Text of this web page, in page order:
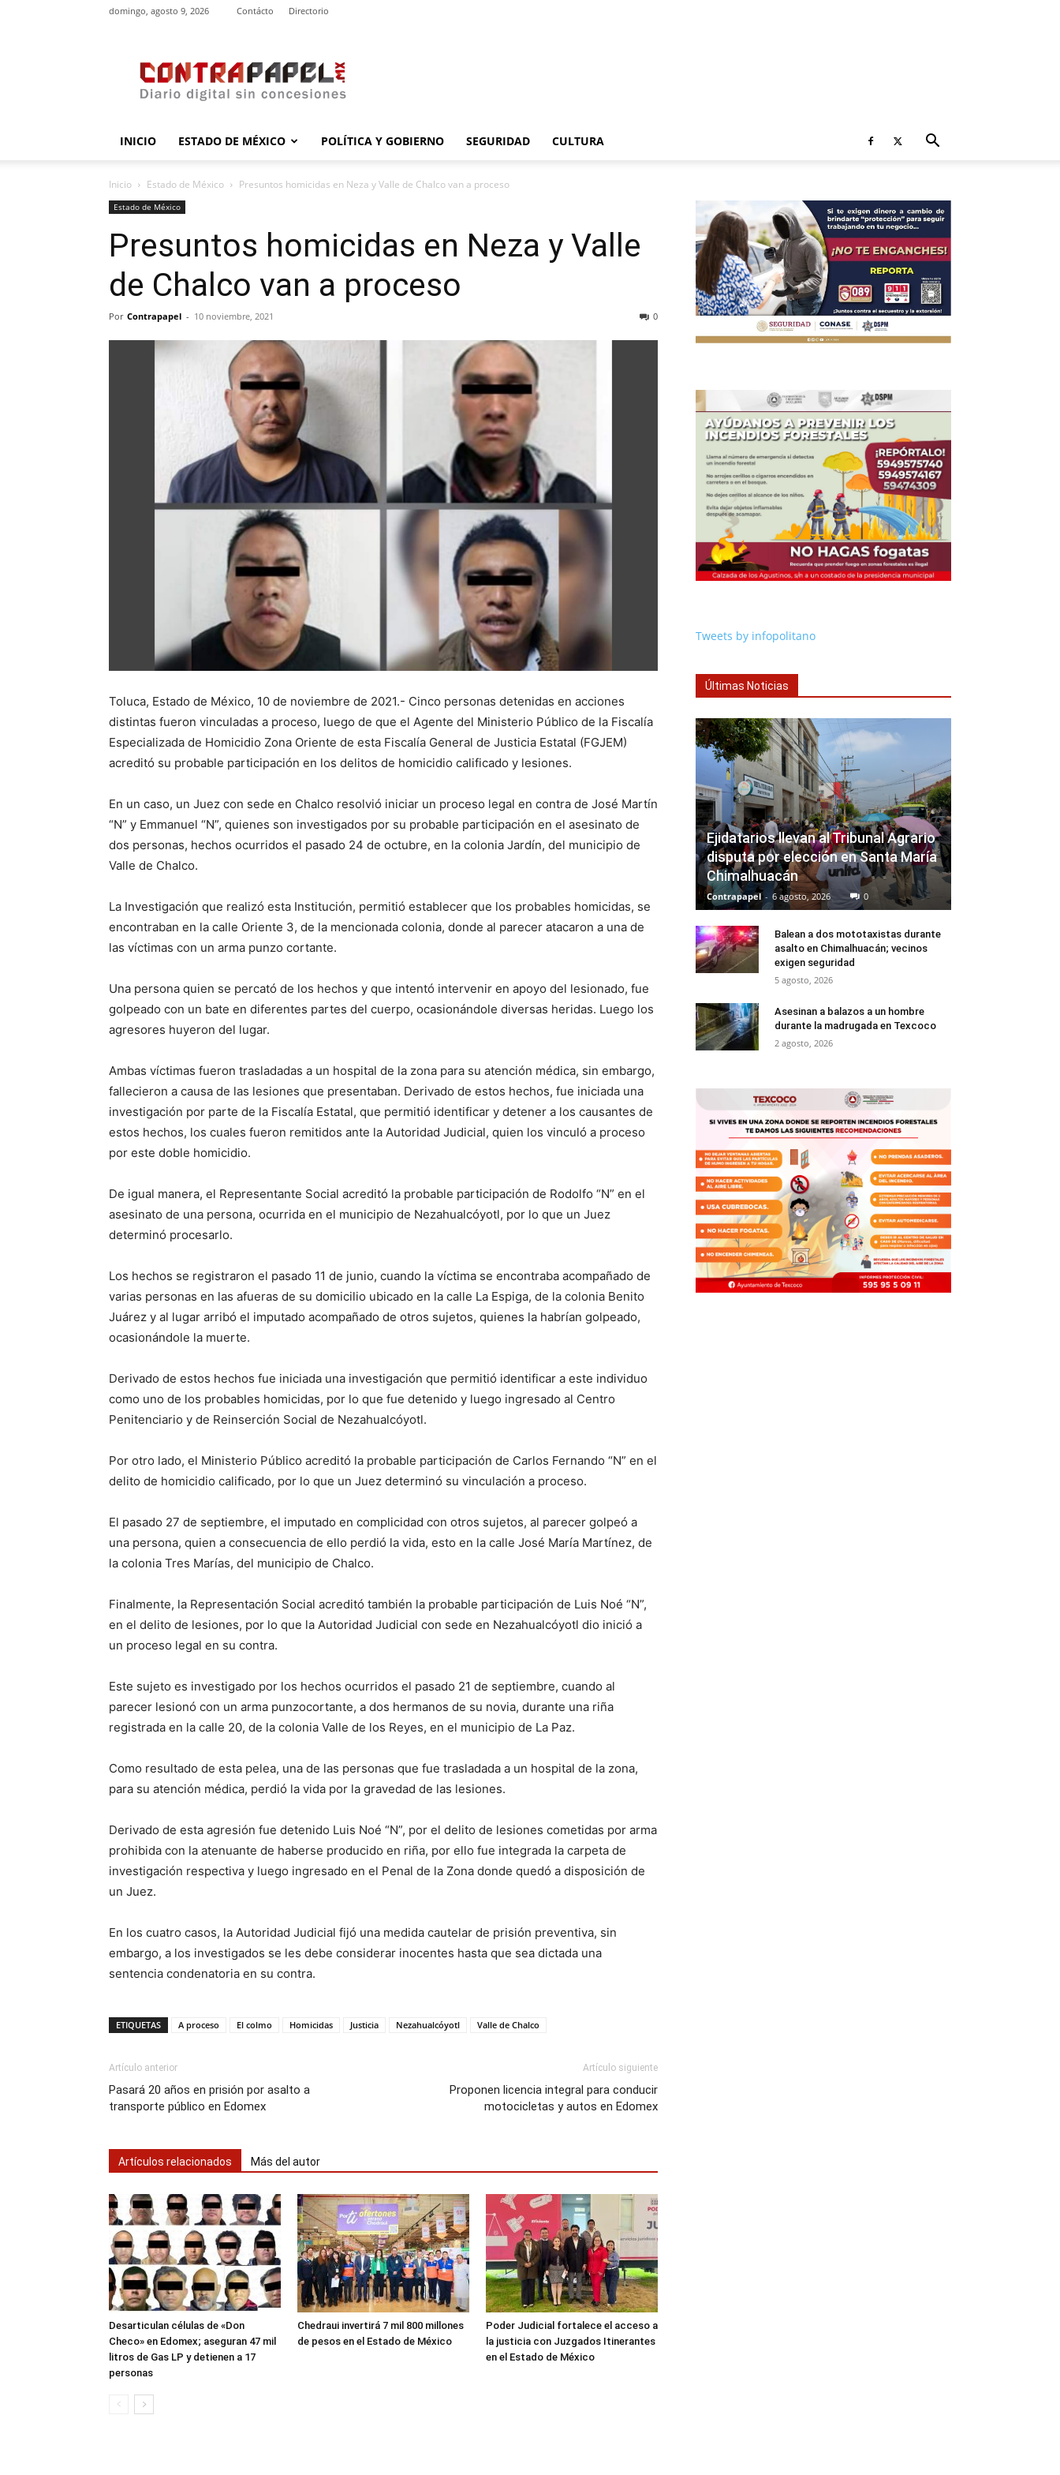
domingo, agosto 9, 2026 Contácto Directorio
INICIO ESTADO DE MÉXICO POLÍTICA Y GOBIERNO SEGURIDAD CULTURA
Inicio Estado de México Presuntos homicidas en Neza y Valle de Chalco van a proceso
Estado de México
Presuntos homicidas en Neza y Valle
de Chalco van a proceso
Por Contrapapel - 10 noviembre, 2021 0
Toluca, Estado de México, 10 de noviembre de 2021.- Cinco personas detenidas en acciones
distintas fueron vinculadas a proceso, luego de que el Agente del Ministerio Público de la Fiscalía
Especializada de Homicidio Zona Oriente de esta Fiscalía General de Justicia Estatal (FGJEM)
acreditó su probable participación en los delitos de homicidio calificado y lesiones.
En un caso, un Juez con sede en Chalco resolvió iniciar un proceso legal en contra de José Martín
“N” y Emmanuel “N”, quienes son investigados por su probable participación en el asesinato de
dos personas, hechos ocurridos el pasado 24 de octubre, en la colonia Jardín, del municipio de
Valle de Chalco.
La Investigación que realizó esta Institución, permitió establecer que los probables homicidas, se
encontraban en la calle Oriente 3, de la mencionada colonia, donde al parecer atacaron a una de
las víctimas con un arma punzo cortante.
Una persona quien se percató de los hechos y que intentó intervenir en apoyo del lesionado, fue
golpeado con un bate en diferentes partes del cuerpo, ocasionándole diversas heridas. Luego los
agresores huyeron del lugar.
Ambas víctimas fueron trasladadas a un hospital de la zona para su atención médica, sin embargo,
fallecieron a causa de las lesiones que presentaban. Derivado de estos hechos, fue iniciada una
investigación por parte de la Fiscalía Estatal, que permitió identificar y detener a los causantes de
estos hechos, los cuales fueron remitidos ante la Autoridad Judicial, quien los vinculó a proceso
por este doble homicidio.
De igual manera, el Representante Social acreditó la probable participación de Rodolfo “N” en el
asesinato de una persona, ocurrida en el municipio de Nezahualcóyotl, por lo que un Juez
determinó procesarlo.
Los hechos se registraron el pasado 11 de junio, cuando la víctima se encontraba acompañado de
varias personas en las afueras de su domicilio ubicado en la calle La Espiga, de la colonia Benito
Juárez y al lugar arribó el imputado acompañado de otros sujetos, quienes la habrían golpeado,
ocasionándole la muerte.
Derivado de estos hechos fue iniciada una investigación que permitió identificar a este individuo
como uno de los probables homicidas, por lo que fue detenido y luego ingresado al Centro
Penitenciario y de Reinserción Social de Nezahualcóyotl.
Por otro lado, el Ministerio Público acreditó la probable participación de Carlos Fernando “N” en el
delito de homicidio calificado, por lo que un Juez determinó su vinculación a proceso.
El pasado 27 de septiembre, el imputado en complicidad con otros sujetos, al parecer golpeó a
una persona, quien a consecuencia de ello perdió la vida, esto en la calle José María Martínez, de
la colonia Tres Marías, del municipio de Chalco.
Finalmente, la Representación Social acreditó también la probable participación de Luis Noé “N”,
en el delito de lesiones, por lo que la Autoridad Judicial con sede en Nezahualcóyotl dio inició a
un proceso legal en su contra.
Este sujeto es investigado por los hechos ocurridos el pasado 21 de septiembre, cuando al
parecer lesionó con un arma punzocortante, a dos hermanos de su novia, durante una riña
registrada en la calle 20, de la colonia Valle de los Reyes, en el municipio de La Paz.
Como resultado de esta pelea, una de las personas que fue trasladada a un hospital de la zona,
para su atención médica, perdió la vida por la gravedad de las lesiones.
Derivado de esta agresión fue detenido Luis Noé “N”, por el delito de lesiones cometidas por arma
prohibida con la atenuante de haberse producido en riña, por ello fue integrada la carpeta de
investigación respectiva y luego ingresado en el Penal de la Zona donde quedó a disposición de
un Juez.
En los cuatro casos, la Autoridad Judicial fijó una medida cautelar de prisión preventiva, sin
embargo, a los investigados se les debe considerar inocentes hasta que sea dictada una
sentencia condenatoria en su contra.
ETIQUETAS A proceso El colmo Homicidas Justicia Nezahualcóyotl Valle de Chalco
Artículo anterior
Pasará 20 años en prisión por asalto a
transporte público en Edomex
Artículo siguiente
Proponen licencia integral para conducir
motocicletas y autos en Edomex
Artículos relacionados Más del autor
Desarticulan células de «Don
Checo» en Edomex; aseguran 47 mil
litros de Gas LP y detienen a 17
personas
Chedraui invertirá 7 mil 800 millones
de pesos en el Estado de México
Poder Judicial fortalece el acceso a
la justicia con Juzgados Itinerantes
en el Estado de México
Tweets by infopolitano
Últimas Noticias
Ejidatarios llevan al Tribunal Agrario
disputa por elección en Santa María
Chimalhuacán
Contrapapel - 6 agosto, 2026 0
Balean a dos mototaxistas durante
asalto en Chimalhuacán; vecinos
exigen seguridad
5 agosto, 2026
Asesinan a balazos a un hombre
durante la madrugada en Texcoco
2 agosto, 2026